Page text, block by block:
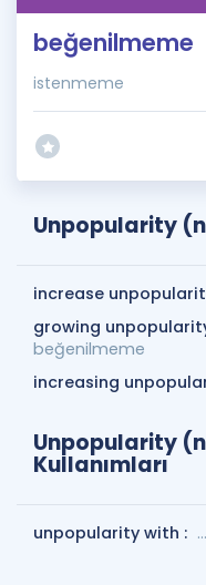
beğenilmeme
istenmeme
Unpopularity
increase
growing
beğenilmeme
increasing
Unpopularity
Kullanımları
unpopularity with :